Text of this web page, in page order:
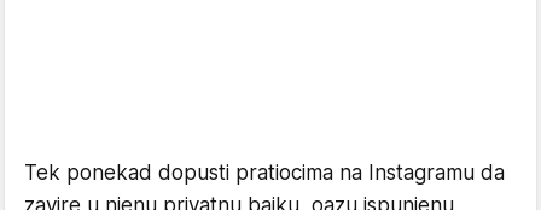
Tek ponekad dopusti pratiocima na Instagramu da
zavire u njenu privatnu bajku, oazu ispunjenu